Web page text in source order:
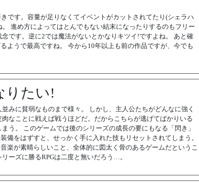
です。容量が足りなくてイベントがカットされてたり(シェラハ
進め方によってはとんでもない結末になったりするのもフリー
です。逆に2では魔法がないとかなりキツイ!ですよね。 あと確
ようで最高ですね。 今から10年以上も前の作品ですが、今でも
りたい!
みに貧弱なものまで様々。 しかし、主人公たちがどんなに強く
なことに戦えば戦うほどだ。だからこちらが逃げてばかりいる
う。 このゲームでは後のシリーズの成長の要にもなる「閃き」
をはずすと、せっかく手に入れた技もリセットされてしまう。
楽が素晴らしいこと、全体的に図太く骨のあるゲームだというこ
ーズに勝るRPGは二度と無いだろう…。